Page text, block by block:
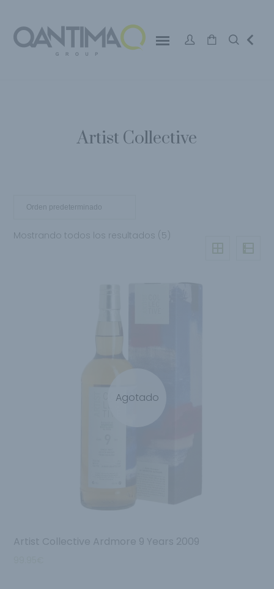
Artist Collective
Mostrando todos los resultados (5)
Agotado
Artist Collective Ardmore 9 Years 2009